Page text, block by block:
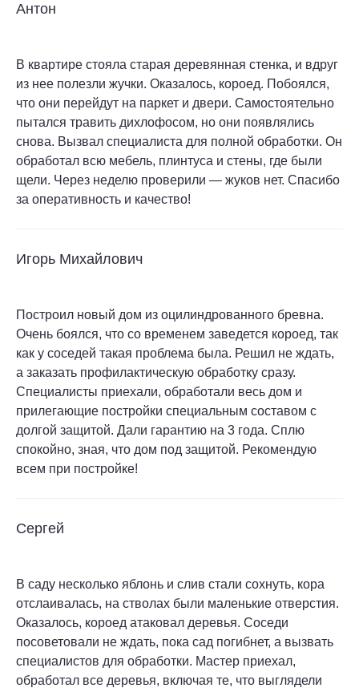
Антон
В квартире стояла старая деревянная стенка, и вдруг
из нее полезли жучки. Оказалось, короед. Побоялся,
что они перейдут на паркет и двери. Самостоятельно
пытался травить дихлофосом, но они появлялись
снова. Вызвал специалиста для полной обработки. Он
обработал всю мебель, плинтуса и стены, где были
щели. Через неделю проверили — жуков нет. Спасибо
за оперативность и качество!
Игорь Михайлович
Построил новый дом из оцилиндрованного бревна.
Очень боялся, что со временем заведется короед, так
как у соседей такая проблема была. Решил не ждать,
а заказать профилактическую обработку сразу.
Специалисты приехали, обработали весь дом и
прилегающие постройки специальным составом с
долгой защитой. Дали гарантию на 3 года. Сплю
спокойно, зная, что дом под защитой. Рекомендую
всем при постройке!
Cергей
В саду несколько яблонь и слив стали сохнуть, кора
отслаивалась, на стволах были маленькие отверстия.
Оказалось, короед атаковал деревья. Соседи
посоветовали не ждать, пока сад погибнет, а вызвать
специалистов для обработки. Мастер приехал,
обработал все деревья, включая те, что выглядели